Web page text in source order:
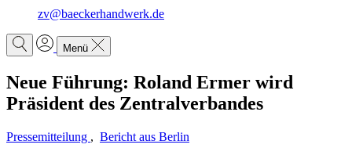
zv@baeckerhandwerk.de
Menü
Neue Führung: Roland Ermer wird
Präsident des Zentralverbandes
Pressemitteilung , Bericht aus Berlin